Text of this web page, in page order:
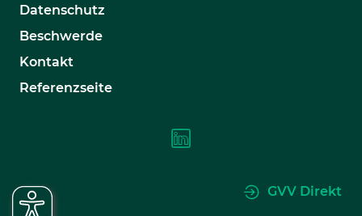
Datenschutz
Beschwerde
Kontakt
Referenzseite
GVV Direkt